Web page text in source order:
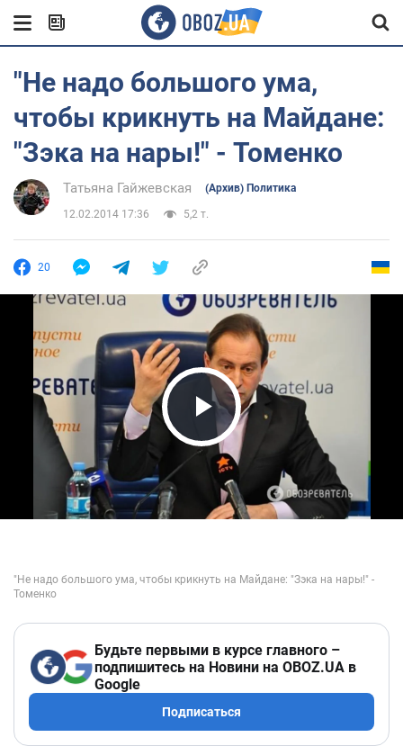
"Не надо большого ума,
чтобы крикнуть на Майдане:
"Зэка на нары!" - Томенко
Татьяна Гайжевская (Архив) Политика
12.02.2014 17:36 5,2 т.
20
Play Video
Будьте первыми в курсе главного –
подпишитесь на Новини на OBOZ.UA в
Google
Подписаться